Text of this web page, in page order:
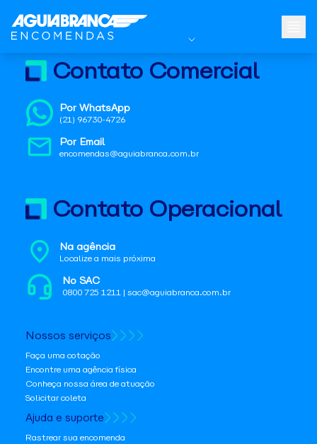
Contato Comercial
Por WhatsApp
(21) 96730-4726
Por Email
encomendas@aguiabranca.com.br
Contato Operacional
Na agência
Localize a mais próxima
No SAC
0800 725 1211 | sac@aguiabranca.com.br
Nossos serviços
Faça uma cotação
Encontre uma agência física
Conheça nossa área de atuação
Solicitar coleta
Ajuda e suporte
Rastrear sua encomenda